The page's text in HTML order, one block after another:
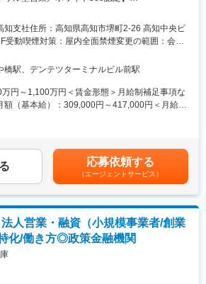
専門性を高めその領域を牽引するキャリア、
ことができます。
環境：
時間
96%（1時間単位で取得可）
100%
：
に、日本郵政公社の民営・分社化により誕生。
プ」の生命保険業を担っています。
「簡易な手続きで、国民の基礎的生活手段を保
会的使命を受け継いでいます。
生命保険から数えて2016年10月に100周年を迎
サービス・企業価値の向上に向けた戦略的施
。
ばアフラック」のイメージが強いですが、介護
て発売したのもアフラックです。
険を中心とした「第三分野」に強みを持ち、
険」を切り拓いてきました。
販売代理店や提携金融機関がお客様により良い
種研修、販売方法指導
関する各種業務
内での事例共有など
ーティング
商談（1）
知支社住所：高知県高知市堺町2-26 高知中央ビ
受動喫煙対策：屋内全面禁煙変更の範囲：会社
リモートワーク含む）
橋駅、デンテツターミナルビル前駅
万円～1,100万円＜賃金形態＞月給制補足事項な
額（基本給）：309,000円～417,000円＜月給＞
う場合、別途転勤手当（4万円～6万円/月）と住
円/月までの9割会社負担）の支給がございます。
安の金額であり、選考を通じて上下する可能
給(月額)は固定手当を含めた表記です。
応募依頼する
（エージェントサービス）
法人営業・融資（小規模事業者/創業
化/働き方◎政策金融機関